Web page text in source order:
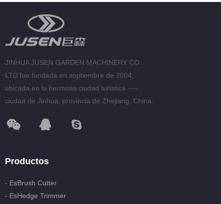
JINHUA JUSEN GARDEN MACHINERY CO.,
LTD fue fundada en septiembre de 2004,
ubicada en la hermosa ciudad turística ----
ciudad de Jinhua, provincia de Zhejiang, China.
Productos
- EsBrush Cutter
- EsHedge Trimmer